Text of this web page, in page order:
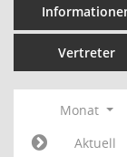
Vertreter
Monat
Aktuell